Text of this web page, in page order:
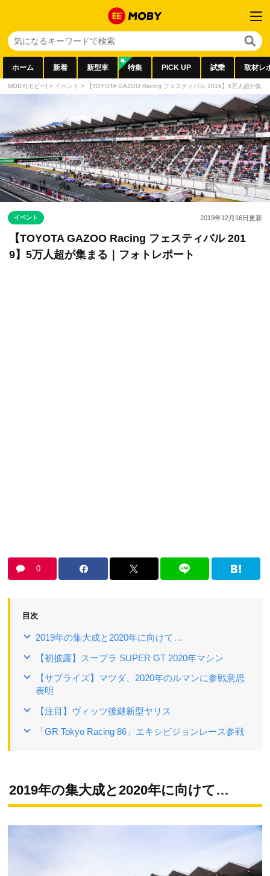
ホーム 新着 新型車 特集 PICK UP 試乗 取材レ
MOBY[モビー] > イベント > 【TOYOTA GAZOO Racing フェスティバル 2019】5万人超が集ま
イベント 2019年12月16日更新
【TOYOTA GAZOO Racing フェスティバル 201
9】5万人超が集まる｜フォトレポート
0
目次
2019年の集大成と2020年に向けて…
【初披露】スープラ SUPER GT 2020年マシン
【サプライズ】マツダ、2020年のルマンに参戦意思
表明
【注目】ヴィッツ後継新型ヤリス
「GR Tokyo Racing 86」エキシビジョンレース参戦
2019年の集大成と2020年に向けて…